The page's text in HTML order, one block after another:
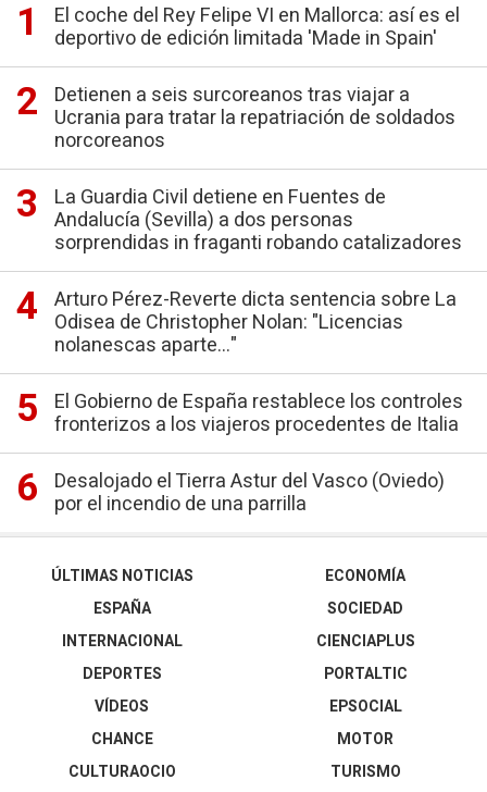
El coche del Rey Felipe VI en Mallorca: así es el
deportivo de edición limitada 'Made in Spain'
Detienen a seis surcoreanos tras viajar a
Ucrania para tratar la repatriación de soldados
norcoreanos
La Guardia Civil detiene en Fuentes de
Andalucía (Sevilla) a dos personas
sorprendidas in fraganti robando catalizadores
Arturo Pérez-Reverte dicta sentencia sobre La
Odisea de Christopher Nolan: "Licencias
nolanescas aparte..."
El Gobierno de España restablece los controles
fronterizos a los viajeros procedentes de Italia
Desalojado el Tierra Astur del Vasco (Oviedo)
por el incendio de una parrilla
ÚLTIMAS NOTICIAS
ESPAÑA
INTERNACIONAL
DEPORTES
VÍDEOS
ECONOMÍA
SOCIEDAD
CIENCIAPLUS
PORTALTIC
EPSOCIAL
CHANCE
CULTURAOCIO
MOTOR
TURISMO